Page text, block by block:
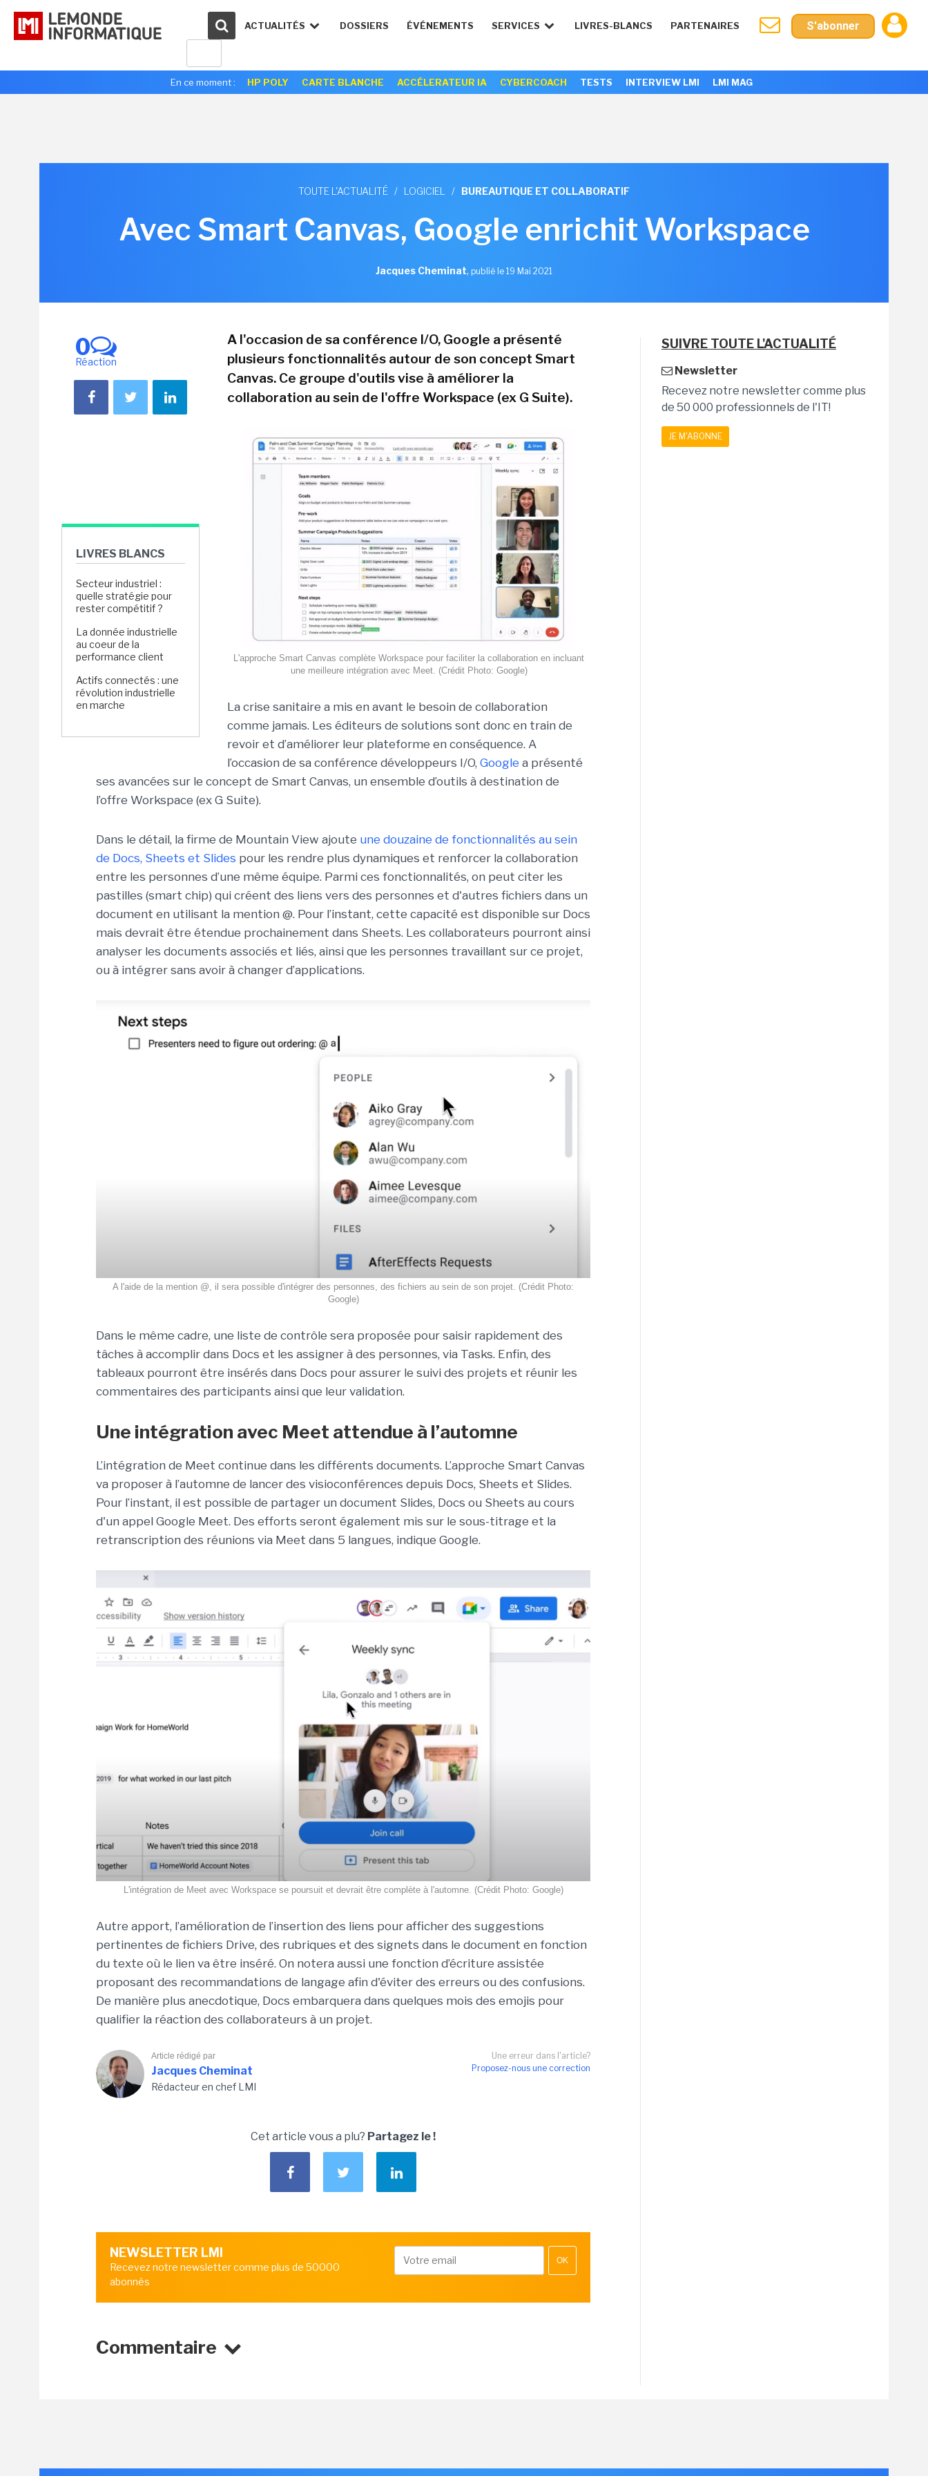
ACTUALITÉS DOSSIERS ÉVÉNEMENTS SERVICES LIVRES-BLANCS PARTENAIRES S'abonner
En ce moment : HP POLY CARTE BLANCHE ACCÉLERATEUR IA CYBERCOACH TESTS INTERVIEW LMI LMI MAG
TOUTE L'ACTUALITÉ / LOGICIEL / BUREAUTIQUE ET COLLABORATIF
Avec Smart Canvas, Google enrichit Workspace
Jacques Cheminat, publié le 19 Mai 2021
0
Réaction
LIVRES BLANCS
Secteur industriel :
quelle stratégie pour
rester compétitif ?
La donnée industrielle
au coeur de la
performance client
Actifs connectés : une
révolution industrielle
en marche
A l'occasion de sa conférence I/O, Google a présenté
plusieurs fonctionnalités autour de son concept Smart
Canvas. Ce groupe d'outils vise à améliorer la
collaboration au sein de l'offre Workspace (ex G Suite).
L'approche Smart Canvas complète Workspace pour faciliter la collaboration en incluant
une meilleure intégration avec Meet. (Crédit Photo: Google)
La crise sanitaire a mis en avant le besoin de collaboration
comme jamais. Les éditeurs de solutions sont donc en train de
revoir et d’améliorer leur plateforme en conséquence. A
l’occasion de sa conférence développeurs I/O, Google a présenté
ses avancées sur le concept de Smart Canvas, un ensemble d’outils à destination de
l’offre Workspace (ex G Suite).
Dans le détail, la firme de Mountain View ajoute une douzaine de fonctionnalités au sein
de Docs, Sheets et Slides pour les rendre plus dynamiques et renforcer la collaboration
entre les personnes d’une même équipe. Parmi ces fonctionnalités, on peut citer les
pastilles (smart chip) qui créent des liens vers des personnes et d'autres fichiers dans un
document en utilisant la mention @. Pour l’instant, cette capacité est disponible sur Docs
mais devrait être étendue prochainement dans Sheets. Les collaborateurs pourront ainsi
analyser les documents associés et liés, ainsi que les personnes travaillant sur ce projet,
ou à intégrer sans avoir à changer d’applications.
A l'aide de la mention @, il sera possible d'intégrer des personnes, des fichiers au sein de son projet. (Crédit Photo:
Google)
Dans le même cadre, une liste de contrôle sera proposée pour saisir rapidement des
tâches à accomplir dans Docs et les assigner à des personnes, via Tasks. Enfin, des
tableaux pourront être insérés dans Docs pour assurer le suivi des projets et réunir les
commentaires des participants ainsi que leur validation.
Une intégration avec Meet attendue à l’automne
L’intégration de Meet continue dans les différents documents. L’approche Smart Canvas
va proposer à l’automne de lancer des visioconférences depuis Docs, Sheets et Slides.
Pour l’instant, il est possible de partager un document Slides, Docs ou Sheets au cours
d'un appel Google Meet. Des efforts seront également mis sur le sous-titrage et la
retranscription des réunions via Meet dans 5 langues, indique Google.
L'intégration de Meet avec Workspace se poursuit et devrait être complète à l'automne. (Crédit Photo: Google)
Autre apport, l’amélioration de l’insertion des liens pour afficher des suggestions
pertinentes de fichiers Drive, des rubriques et des signets dans le document en fonction
du texte où le lien va être inséré. On notera aussi une fonction d’écriture assistée
proposant des recommandations de langage afin d'éviter des erreurs ou des confusions.
De manière plus anecdotique, Docs embarquera dans quelques mois des emojis pour
qualifier la réaction des collaborateurs à un projet.
Une erreur dans l'article?
Proposez-nous une correction
Article rédigé par
Jacques Cheminat
Rédacteur en chef LMI
Cet article vous a plu? Partagez le !
NEWSLETTER LMI
Recevez notre newsletter comme plus de 50000
abonnés
OK
Commentaire
SUIVRE TOUTE L'ACTUALITÉ
Newsletter
Recevez notre newsletter comme plus
de 50 000 professionnels de l'IT!
JE M'ABONNE